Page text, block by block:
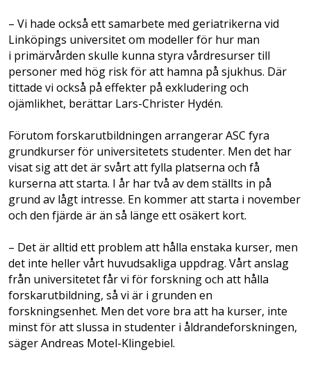
– Vi hade också ett samarbete med geriatrikerna vid
Linköpings universitet om modeller för hur man
i primärvården skulle kunna styra vårdresurser till
personer med hög risk för att hamna på sjukhus. Där
tittade vi också på effekter på exkludering och
ojämlikhet, berättar Lars-Christer Hydén.
Förutom forskarutbildningen arrangerar ASC fyra
grundkurser för universitetets studenter. Men det har
visat sig att det är svårt att fylla platserna och få
kurserna att starta. I år har två av dem ställts in på
grund av lågt intresse. En kommer att starta i november
och den fjärde är än så länge ett osäkert kort.
– Det är alltid ett problem att hålla enstaka kurser, men
det inte heller vårt huvudsakliga uppdrag. Vårt anslag
från universitetet får vi för forskning och att hålla
forskarutbildning, så vi är i grunden en
forskningsenhet. Men det vore bra att ha kurser, inte
minst för att slussa in studenter i åldrandeforskningen,
säger Andreas Motel-Klingebiel.